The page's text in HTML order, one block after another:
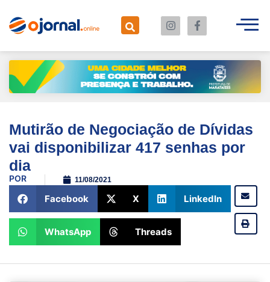
Mutirão de Negociação de Dívidas
vai disponibilizar 417 senhas por
dia
POR 11/08/2021
Facebook X LinkedIn
WhatsApp Threads